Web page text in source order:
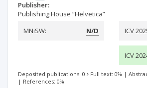
Publisher:
Publishing House “Helvetica”
MNiSW:
N/D ICV
ICV
Deposited publications: 0 Full text: 0% |
| References: 0%